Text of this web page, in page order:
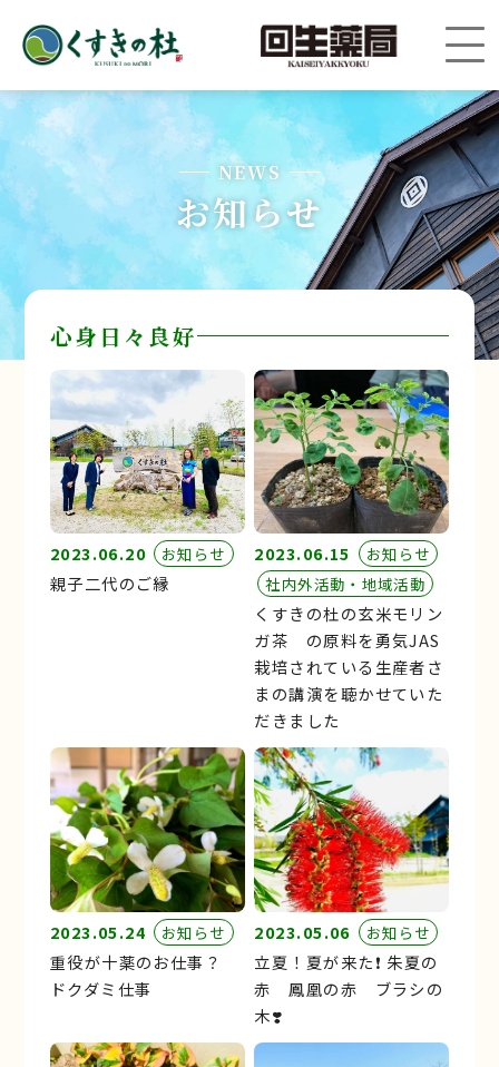
NEWS
お知らせ
心身日々良好
2023.06.20 お知らせ
親子二代のご縁
2023.06.15
お知らせ
社内外活動・地域活動
くすきの杜の玄米モリン
ガ茶 の原料を勇気JAS
栽培されている生産者さ
まの講演を聴かせていた
だきました
2023.05.24 お知らせ
重役が十薬のお仕事？
ドクダミ仕事
2023.05.06 お知らせ
立夏！夏が来た❗️ 朱夏の
赤 鳳凰の赤 ブラシの
木❣️